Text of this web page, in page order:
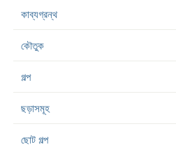
কাব্যগ্রন্থ
কৌতুক
গল্প
ছড়াসমূহ
ছোট গল্প